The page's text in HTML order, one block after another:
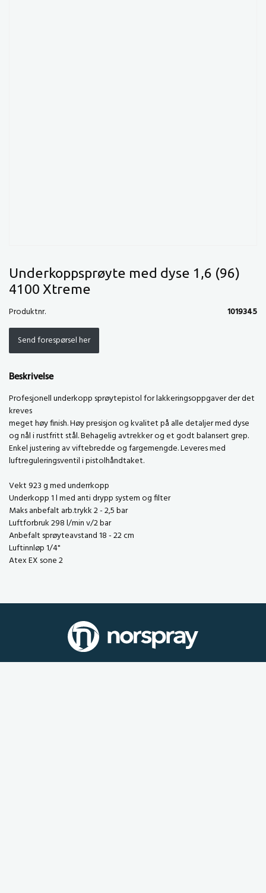
Underkoppsprøyte med dyse 1,6 (96)
4100 Xtreme
Produktnr. 1019345
Send forespørsel her
Beskrivelse
Profesjonell underkopp sprøytepistol for lakkeringsoppgaver der det
kreves
meget høy finish. Høy presisjon og kvalitet på alle detaljer med dyse
og nål i rustfritt stål. Behagelig avtrekker og et godt balansert grep.
Enkel justering av viftebredde og fargemengde. Leveres med
luftreguleringsventil i pistolhåndtaket.
Vekt 923 g med underrkopp
Underkopp 1 l med anti drypp system og filter
Maks anbefalt arb.trykk 2 - 2,5 bar
Luftforbruk 298 l/min v/2 bar
Anbefalt sprøyteavstand 18 - 22 cm
Luftinnløp 1/4"
Atex EX sone 2